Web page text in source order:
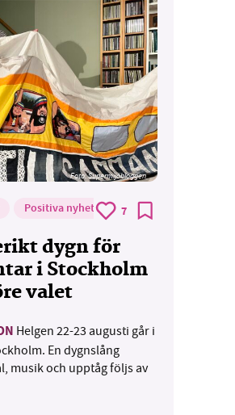
Foto: Supermijöbloggen
Positiva nyheter 7
dygn för
i Stockholm
valet
Helgen 22-23 augusti går i
En dygnslång
musik och upptåg följs av